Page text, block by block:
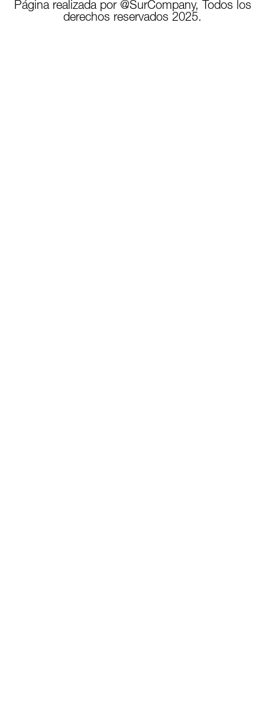
Página realizada por @SurCompany, Todos los
derechos reservados 2025.